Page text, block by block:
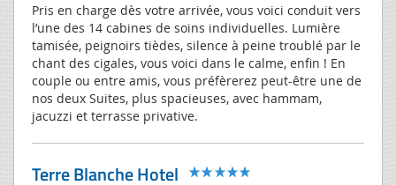
Pris en charge dès votre arrivée, vous voici conduit vers
l’une des 14 cabines de soins individuelles. Lumière
tamisée, peignoirs tièdes, silence à peine troublé par le
chant des cigales, vous voici dans le calme, enfin ! En
couple ou entre amis, vous préfèrerez peut-être une de
nos deux Suites, plus spacieuses, avec hammam,
jacuzzi et terrasse privative.
Terre Blanche Hotel